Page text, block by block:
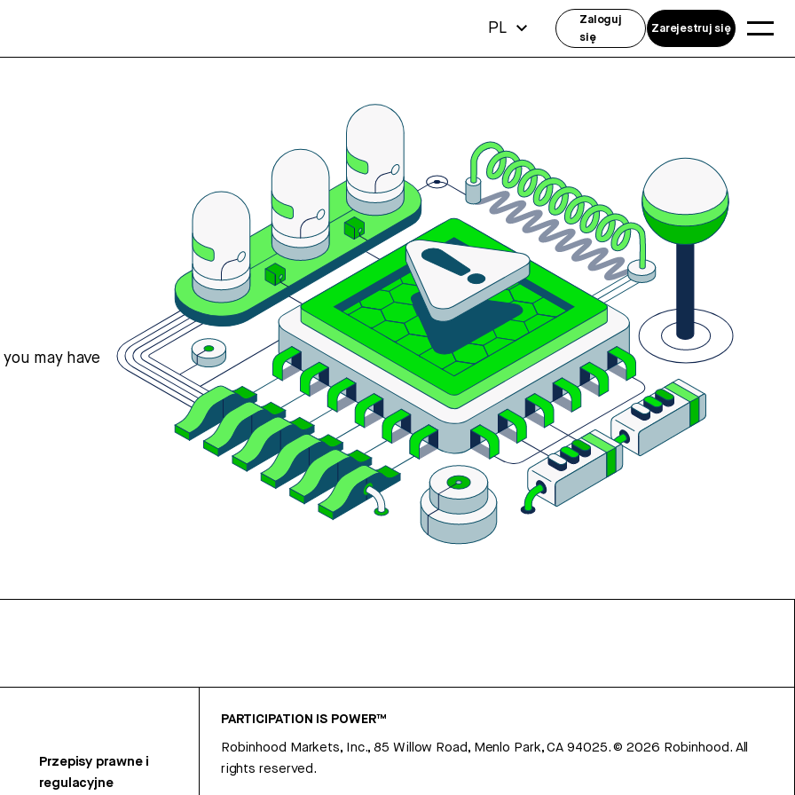
may have
Przepisy prawne i
regulacyjne
PARTICIPATION IS POWER™
Robinhood Markets, Inc., 85 Willow Road, Menlo Park, CA 94025.©2026 Robinhood. All
rights reserved.
PL
Zaloguj
się
Zarejestruj się